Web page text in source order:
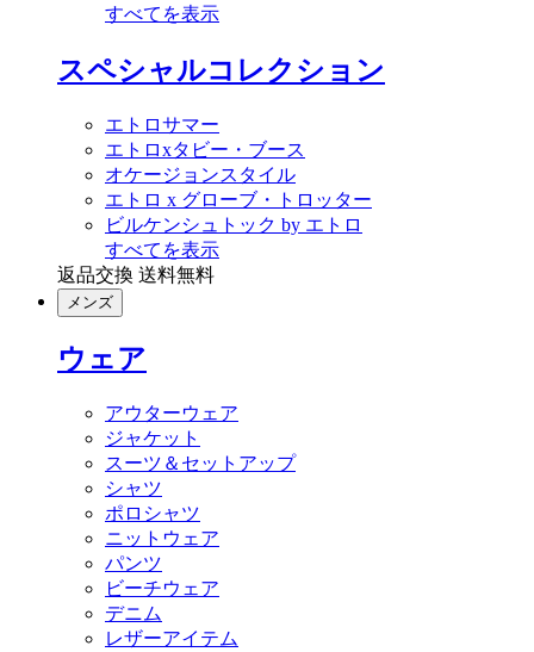
すべてを表示
スペシャルコレクション
エトロサマー
エトロxタビー・ブース
オケージョンスタイル
エトロ x グローブ・トロッター
ビルケンシュトック by エトロ
すべてを表示
返品交換 送料無料
メンズ
ウェア
アウターウェア
ジャケット
スーツ＆セットアップ
シャツ
ポロシャツ
ニットウェア
パンツ
ビーチウェア
デニム
レザーアイテム